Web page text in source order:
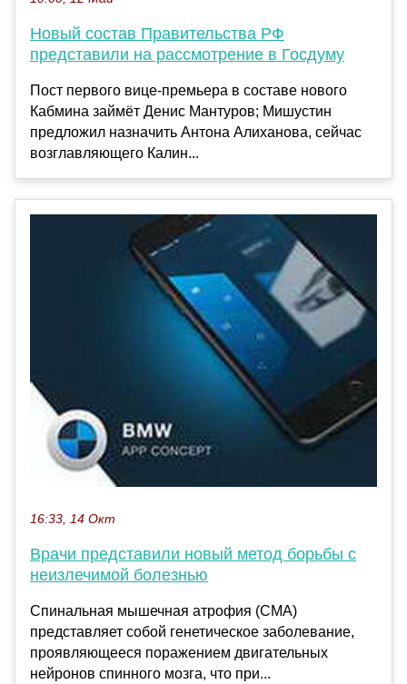
Новый состав Правительства РФ
представили на рассмотрение в Госдуму
Пост первого вице-премьера в составе нового
Кабмина займёт Денис Мантуров; Мишустин
предложил назначить Антона Алиханова, сейчас
возглавляющего Калин...
16:33, 14 Окт
Врачи представили новый метод борьбы с
неизлечимой болезнью
Спинальная мышечная атрофия (СМА)
представляет собой генетическое заболевание,
проявляющееся поражением двигательных
нейронов спинного мозга, что при...